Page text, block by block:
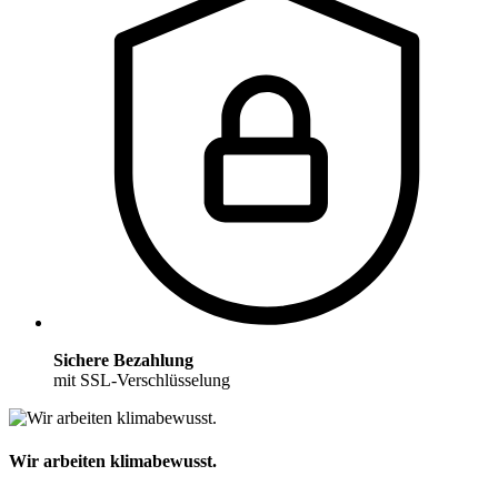
Sichere Bezahlung
mit SSL-Verschlüsselung
Wir arbeiten klimabewusst.